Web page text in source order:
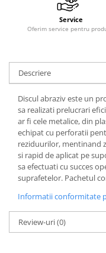
Service
Oferim service pentru
Descriere
Discul abraziv este un
sa realizati prelucrari
ar fi cele metalice, din
echipat cu perforatii
reziduurilor, mentinand
si rapid de aplicat pe
sa efectuati cu succes
suprafetelor. Pachetul
Informatii conformitate
Review-uri(0)